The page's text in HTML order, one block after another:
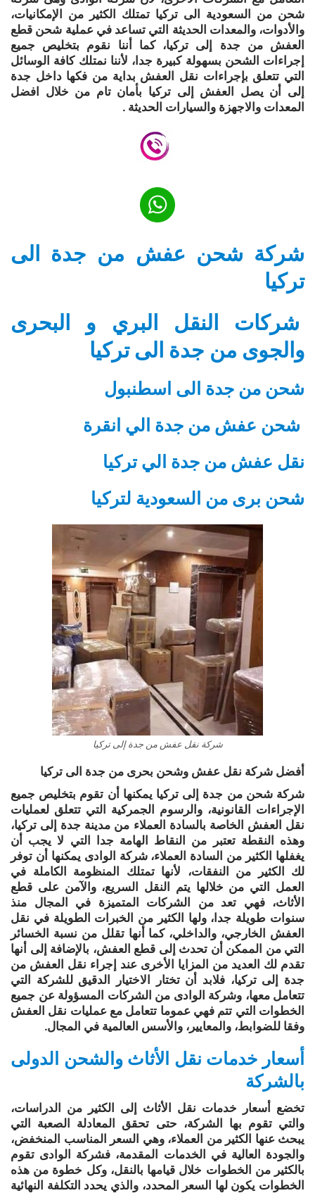
شحن من السعودية الى تركيا تمتلك الكثير من الإمكانيات،
والأدوات، والمعدات الحديثة التي تساعد في عملية شحن قطع
العفش من جدة إلى تركيا، كما أننا نقوم بتخليص جميع
إجراءات الشحن بسهولة كبيرة جدا، لأننا نمتلك كافة الوسائل
التي تتعلق بإجراءات نقل العفش بداية من فكها داخل جدة
إلى أن يصل العفش إلى تركيا بأمان تام من خلال افضل
المعدات والاجهزة والسيارات الحديثة .
شركة شحن عفش من جدة الى
تركيا
شركات النقل البري و البحرى
والجوى من جدة الى تركيا
شحن من جدة الى اسطنبول
شحن عفش من جدة الي انقرة
نقل عفش من جدة الي تركيا
شحن برى من السعودية لتركيا
شركة نقل عفش من جدة إلى تركيا
أفضل شركة نقل عفش وشحن بحرى من جدة الى تركيا
شركة شحن من جدة إلى تركيا يمكنها أن تقوم بتخليص جميع
الإجراءات القانونية، والرسوم الجمركية التي تتعلق لعمليات
نقل العفش الخاصة بالسادة العملاء من مدينة جدة إلى تركيا،
وهذه النقطة تعتبر من النقاط الهامة جدا التي لا يجب أن
يغفلها الكثير من السادة العملاء، شركة الوادى يمكنها أن توفر
لك الكثير من النفقات، لأنها تمتلك المنظومة الكاملة في
العمل التي من خلالها يتم النقل السريع، والآمن على قطع
الأثاث، فهي تعد من الشركات المتميزة في المجال منذ
سنوات طويلة جدا، ولها الكثير من الخبرات الطويلة في نقل
العفش الخارجي، والداخلي، كما أنها تقلل من نسبة الخسائر
التي من الممكن أن تحدث إلى قطع العفش، بالإضافة إلى أنها
تقدم لك العديد من المزايا الأخرى عند إجراء نقل العفش من
جدة إلى تركيا، فلابد أن تختار الاختيار الدقيق للشركة التي
تتعامل معها، وشركة الوادى من الشركات المسؤولة عن جميع
الخطوات التي تتم فهي عموما تتعامل مع عمليات نقل العفش
وفقا للضوابط، والمعايير، والأسس العالمية في المجال.
أسعار خدمات نقل الأثاث والشحن الدولى
بالشركة
تخضع أسعار خدمات نقل الأثاث إلى الكثير من الدراسات،
والتي تقوم بها الشركة، حتى تحقق المعادلة الصعبة التي
يبحث عنها الكثير من العملاء، وهي السعر المناسب المنخفض،
والجودة العالية في الخدمات المقدمة، فشركة الوادى تقوم
بالكثير من الخطوات خلال قيامها بالنقل، وكل خطوة من هذه
الخطوات يكون لها السعر المحدد، والذي يحدد التكلفة النهائية